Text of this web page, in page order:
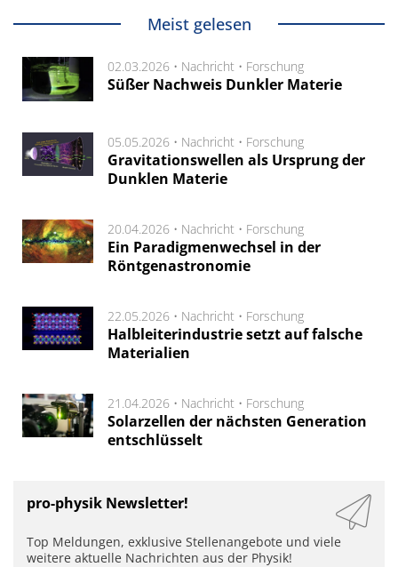
Meist gelesen
02.03.2026 • Nachricht • Forschung
Süßer Nachweis Dunkler Materie
05.05.2026 • Nachricht • Forschung
Gravitationswellen als Ursprung der
Dunklen Materie
20.04.2026 • Nachricht • Forschung
Ein Paradigmenwechsel in der
Röntgenastronomie
22.05.2026 • Nachricht • Forschung
Halbleiterindustrie setzt auf falsche
Materialien
21.04.2026 • Nachricht • Forschung
Solarzellen der nächsten Generation
entschlüsselt
pro-physik Newsletter!
Top Meldungen, exklusive Stellenangebote und viele
weitere aktuelle Nachrichten aus der Physik!